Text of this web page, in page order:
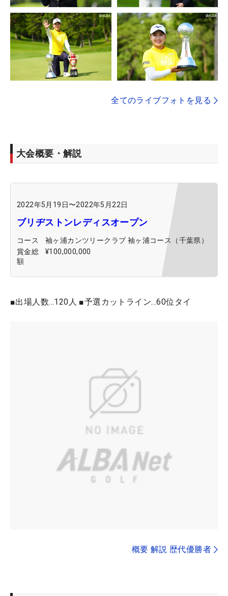
全てのライブフォトを見る
大会概要・解説
2022年5月19日〜2022年5月22日
ブリヂストンレディスオープン
コース
袖ヶ浦カンツリークラブ 袖ヶ浦コース（千葉県）
賞金総
額
¥100,000,000
■出場人数…120人 ■予選カットライン…60位タイ
概要 解説 歴代優勝者